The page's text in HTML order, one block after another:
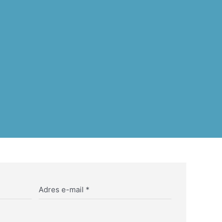
Adres e-mail *